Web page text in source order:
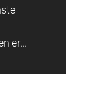
er...